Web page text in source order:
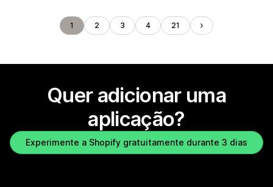
1 2 3 4 21
Quer adicionar uma
aplicação?
Experimente a Shopify gratuitamente durante 3 dias